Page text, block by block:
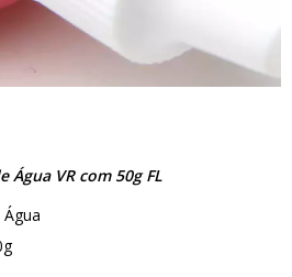
Água VR com 50g FL